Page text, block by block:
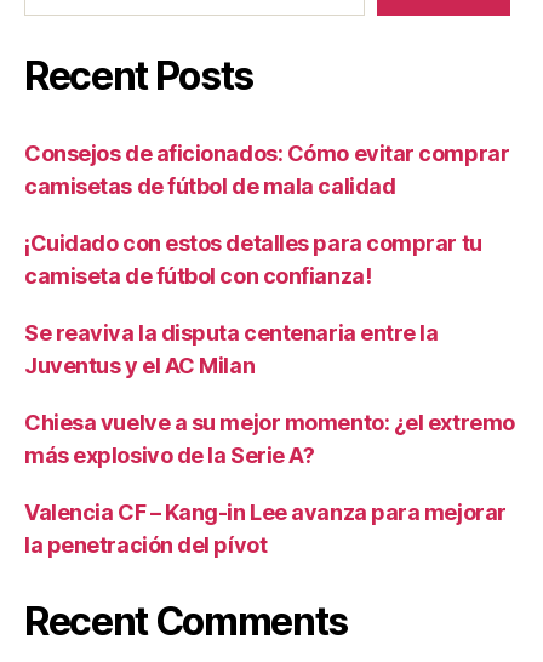
Recent Posts
Consejos de aficionados: Cómo evitar comprar
camisetas de fútbol de mala calidad
¡Cuidado con estos detalles para comprar tu
camiseta de fútbol con confianza!
Se reaviva la disputa centenaria entre la
Juventus y el AC Milan
Chiesa vuelve a su mejor momento: ¿el extremo
más explosivo de la Serie A?
Valencia CF – Kang-in Lee avanza para mejorar
la penetración del pívot
Recent Comments